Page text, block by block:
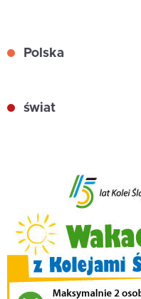
Polska
świat